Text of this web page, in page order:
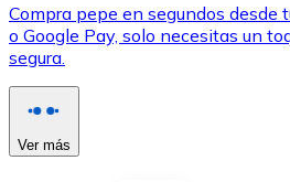
XRP
XRP
Ver todo
Compra pepe en segundos desde
o Google Pay, solo necesitas un
segura.
Ver más